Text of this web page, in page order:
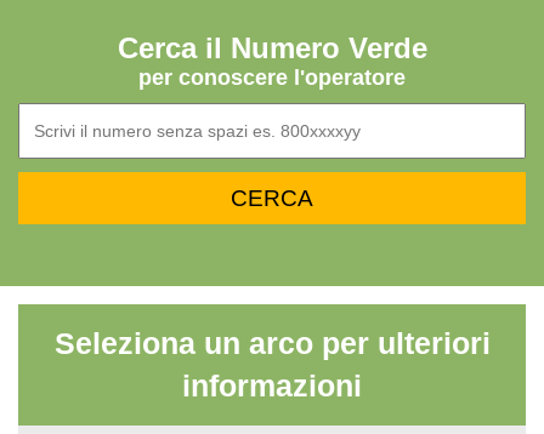
Cerca il Numero Verde
per conoscere l'operatore
Seleziona un arco per ulteriori
informazioni